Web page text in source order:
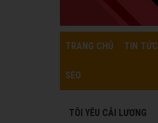
TRANG CHỦ TIN TỨC
SEO
TÔI YÊU CẢI LƯƠNG